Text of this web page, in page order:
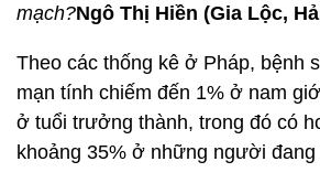
mạch?Ngô Thị Hiền (Gia Lộc,
Theo các thống kê ở Pháp, bệnh
mạn tính chiếm đến 1% ở nam
ở tuổi trưởng thành, trong đó có
khoảng 35% ở những người đang